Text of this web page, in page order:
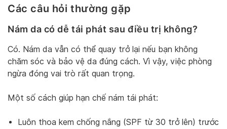
Các câu hỏi thường gặp
Nám da có dễ tái phát sau điều trị không?
Có. Nám da vẫn có thể quay trở lại nếu bạn không
chăm sóc và bảo vệ da đúng cách. Vì vậy, việc phòng
ngừa đóng vai trò rất quan trọng.
Một số cách giúp hạn chế nám tái phát:
Luôn thoa kem chống nắng (SPF từ 30 trở lên) trước